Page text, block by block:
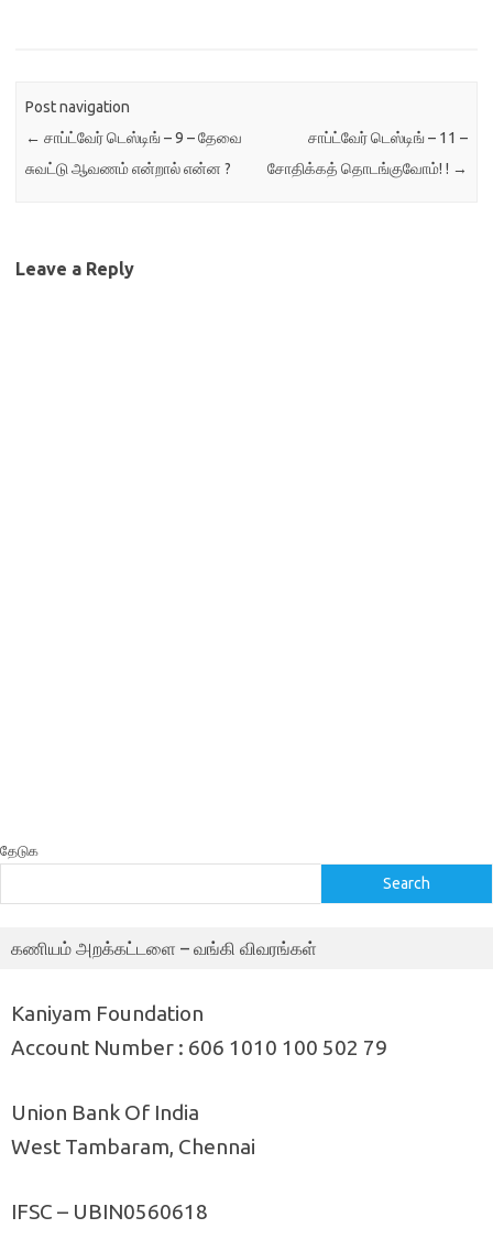
Post navigation
← சாப்ட்வேர் டெஸ்டிங் – 9 – தேவை
சுவட்டு ஆவணம் என்றால் என்ன ?
சாப்ட்வேர் டெஸ்டிங் – 11 –
சோதிக்கத் தொடங்குவோம்! ! →
Leave a Reply
தேடுக
Search
கணியம் அறக்கட்டளை – வங்கி விவரங்கள்
Kaniyam Foundation
Account Number : 606 1010 100 502 79
Union Bank Of India
West Tambaram, Chennai
IFSC – UBIN0560618